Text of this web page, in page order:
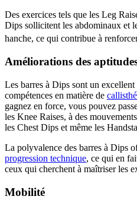
Des exercices tels que les Leg
Dips sollicitent les abdominaux et
hanche, ce qui contribue à
Améliorations des
Les barres à Dips sont un
compétences en matière de
gagnez en force, vous pouvez
les Knee Raises, à des
les Chest Dips et même les
La polyvalence des barres à Dips
progression technique, ce qui en
ceux qui cherchent à maîtriser les
Mobilité